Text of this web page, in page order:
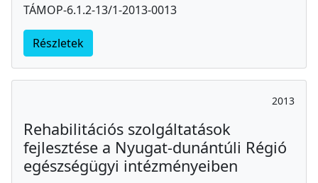
TÁMOP-6.1.2-13/1-2013-0013
Részletek
2013
Rehabilitációs szolgáltatások
fejlesztése a Nyugat-dunántúli Régió
egészségügyi intézményeiben